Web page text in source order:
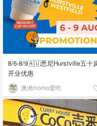
8/6-8/9🇦🇺悉尼Hurstville五十
开业优惠
澳洲momo爱吃